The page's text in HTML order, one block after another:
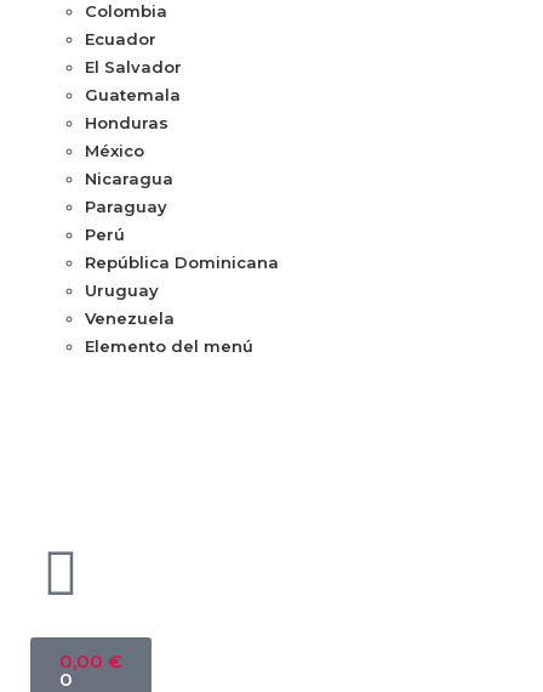
Colombia
Ecuador
El Salvador
Guatemala
Honduras
México
Nicaragua
Paraguay
Perú
República Dominicana
Uruguay
Venezuela
Elemento del menú
0,00 €
0